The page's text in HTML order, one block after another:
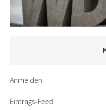
Anmelden
Eintrags-Feed